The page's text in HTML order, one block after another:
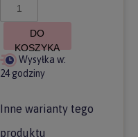
DO
KOSZYKA
Wysyłka w:
24 godziny
Inne warianty tego
produktu